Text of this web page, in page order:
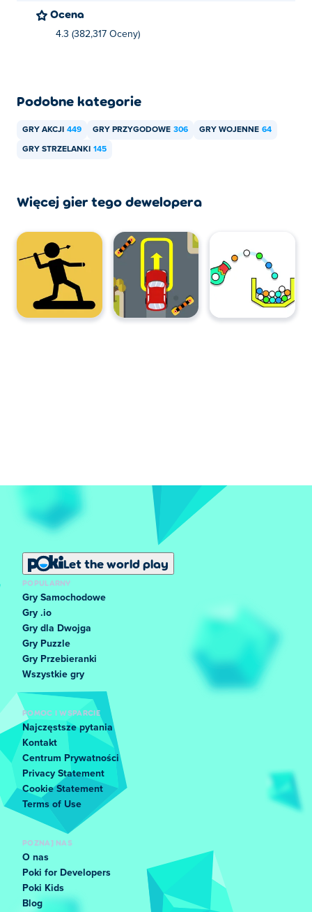
Ocena
4.3 (382,317 Oceny)
Podobne kategorie
GRY AKCJI 449 GRY PRZYGODOWE 306 GRY WOJENNE 64
GRY STRZELANKI 145
Więcej gier tego dewelopera
Let the world play
POPULARNY
Gry Samochodowe
Gry .io
Gry dla Dwojga
Gry Puzzle
Gry Przebieranki
Wszystkie gry
POMOC I WSPARCIE
Najczęstsze pytania
Kontakt
Centrum Prywatności
Privacy Statement
Cookie Statement
Terms of Use
POZNAJ NAS
O nas
Poki for Developers
Poki Kids
Blog